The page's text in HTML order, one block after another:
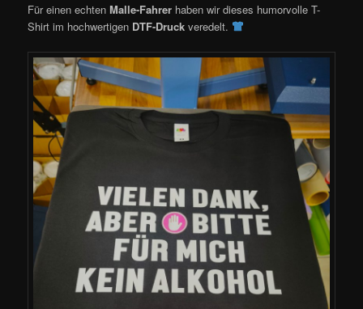
Für einen echtenMalle-Fahrer haben wir dieses humorvolle T-
Shirt im hochwertigen DTF-Druck veredelt.